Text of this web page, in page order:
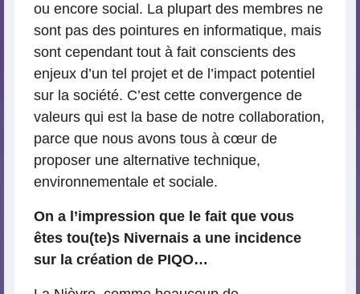
ou encore social. La plupart des membres ne
sont pas des pointures en informatique, mais
sont cependant tout à fait conscients des
enjeux d’un tel projet et de l’impact potentiel
sur la société. C’est cette convergence de
valeurs qui est la base de notre collaboration,
parce que nous avons tous à cœur de
proposer une alternative technique,
environnementale et sociale.
On a l’impression que le fait que vous
êtes tou(te)s Nivernais a une incidence
sur la création de PIQO…